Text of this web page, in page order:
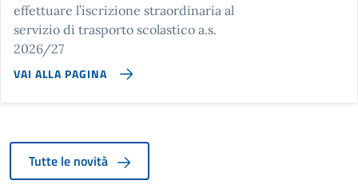
effettuare l’iscrizione straordinaria al
servizio di trasporto scolastico a.s.
2026/27
VAI ALLA PAGINA
Tutte le novità